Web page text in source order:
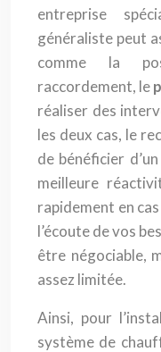
entreprise
généraliste peut
comme la
raccordement, le
réaliser des
les deux cas, le
de bénéficier
meilleure
rapidement en
l’écoute de vos
être négociable,
assez limitée.
Ainsi, pour
système de